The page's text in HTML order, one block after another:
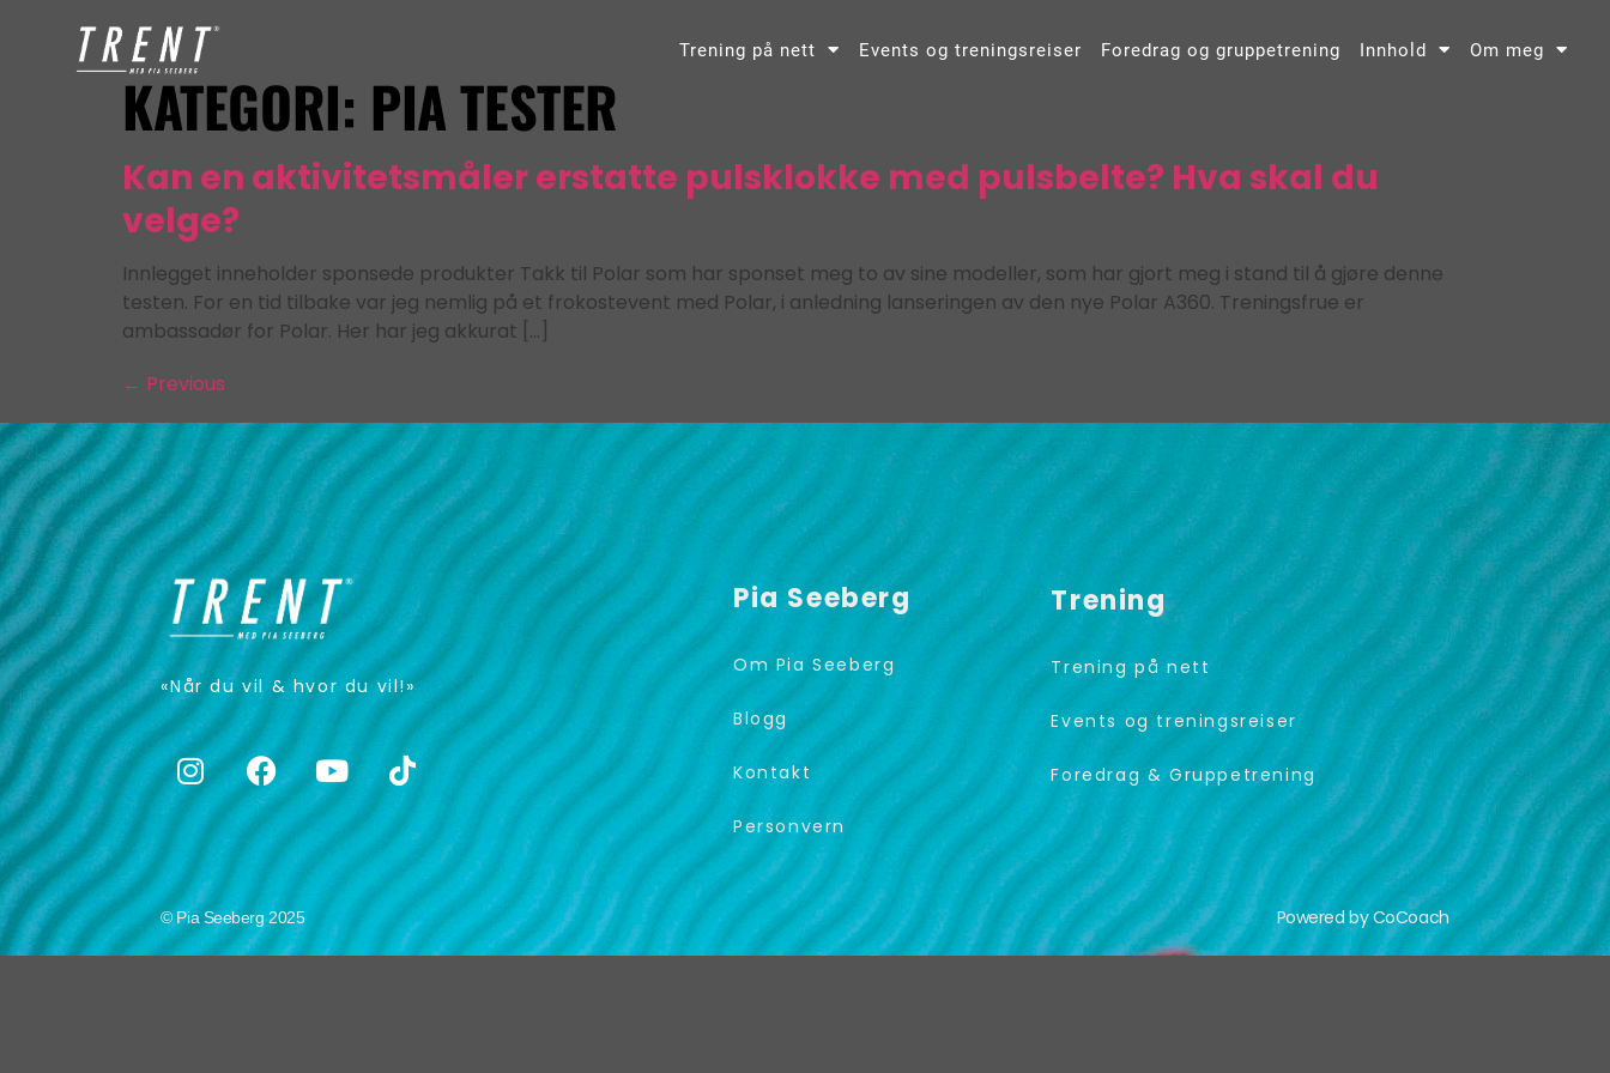
Trening på nett Events og treningsreiser Foredrag og gruppetrening Innhold Om meg
KATEGORI: PIA TESTER
Kan en aktivitetsmåler erstatte pulsklokke med pulsbelte? Hva skal du
velge?
Innlegget inneholder sponsede produkter Takk til Polar som har sponset meg to av sine modeller, som har gjort meg i stand til å gjøre denne
testen. For en tid tilbake var jeg nemlig på et frokostevent med Polar, i anledning lanseringen av den nye Polar A360. Treningsfrue er
ambassadør for Polar. Her har jeg akkurat […]
← Previous
«Når du vil & hvor du vil!»
Pia Seeberg
Om Pia Seeberg
Blogg
Kontakt
Personvern
Trening
Trening på nett
Events og treningsreiser
Foredrag & Gruppetrening
© Pia Seeberg 2025 Powered by CoCoach